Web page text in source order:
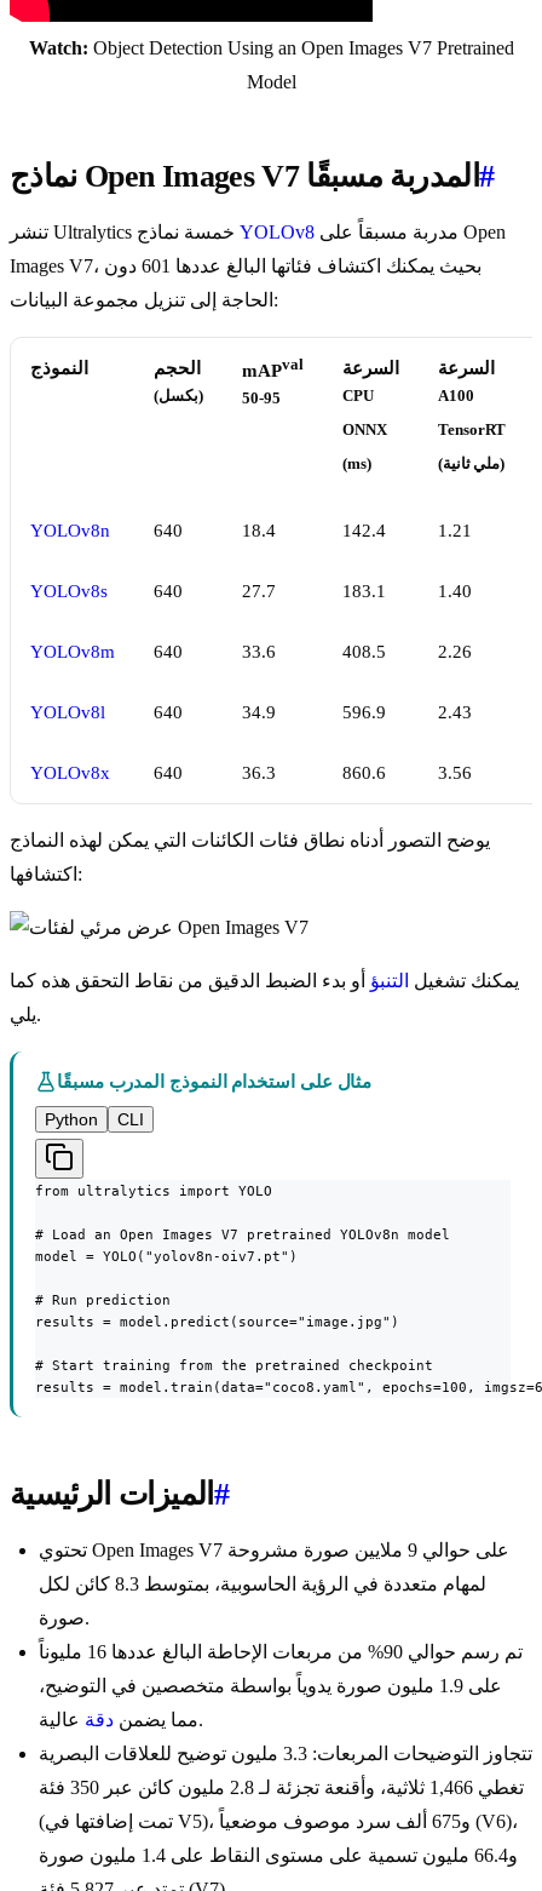
Watch: Object Detection Using an Open Images V7 Pretrained
Model
نماذج Open Images V7 المدربة مسبقًا #
YOLOv8
Images V7، بحيث يمكنك اكتشاف فئاتها البالغ عددها 601 دون
الحاجة إلى تنزيل مجموعة البيانات:
النموذج الحجم
(بكسل)
mAPval
50-95
السرعة
CPU
ONNX
(ms)
السرعة
A100
TensorRT
(ملي ثانية)
YOLOv8n 640 18.4 142.4 1.21
YOLOv8s 640 27.7 183.1 1.40
YOLOv8m 640 33.6 408.5 2.26
YOLOv8l 640 34.9 596.9 2.43
YOLOv8x 640 36.3 860.6 3.56
يوضح التصور أدناه نطاق فئات الكائنات التي يمكن لهذه النماذج
اكتشافها:
يمكنك تشغيل التنبؤ أو بدء الضبط الدقيق من نقاط التحقق هذه كما
يلي.
مثال على استخدام النموذج المدرب مسبقًا
Python
CLI
from ultralytics import YOLO
# Load an Open Images V7 pretrained YOLOv8n model
model = YOLO("yolov8n-oiv7.pt")
# Run prediction
results = model.predict(source="image.jpg")
# Start training from the pretrained checkpoint
results = model.train(data="coco8.yaml", epochs=100,
الميزات الرئيسية #
تحتوي Open Images V7 على حوالي 9 ملايين صورة مشروحة
لمهام متعددة في الرؤية الحاسوبية، بمتوسط 8.3 كائن لكل
صورة.
تم رسم حوالي 90% من مربعات الإحاطة البالغ عددها 16 مليوناً
على 1.9 مليون صورة يدوياً بواسطة متخصصين في التوضيح،
مما يضمن دقة
عالية.
تتجاوز التوضيحات المربعات: 3.3 مليون توضيح للعلاقات البصرية
تغطي 1,466 ثلاثية، وأقنعة تجزئة لـ 2.8 مليون كائن عبر 350 فئة
(تمت إضافتها في V5)، و675 ألف سرد موصوف موضعياً (V6)،
و66.4 مليون تسمية على مستوى النقاط على 1.4 مليون صورة